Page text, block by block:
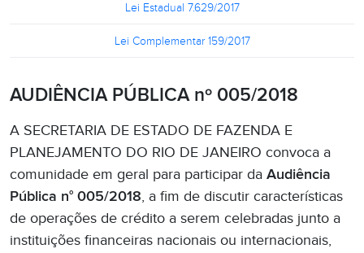
Lei Estadual 7.629/2017
Lei Complementar 159/2017
AUDIÊNCIA PÚBLICA nº 005/2018
A SECRETARIA DE ESTADO DE FAZENDA E
PLANEJAMENTO DO RIO DE JANEIRO convoca a
comunidade em geral para participar da Audiência
Pública n° 005/2018, a fim de discutir características
de operações de crédito a serem celebradas junto a
instituições financeiras nacionais ou internacionais,